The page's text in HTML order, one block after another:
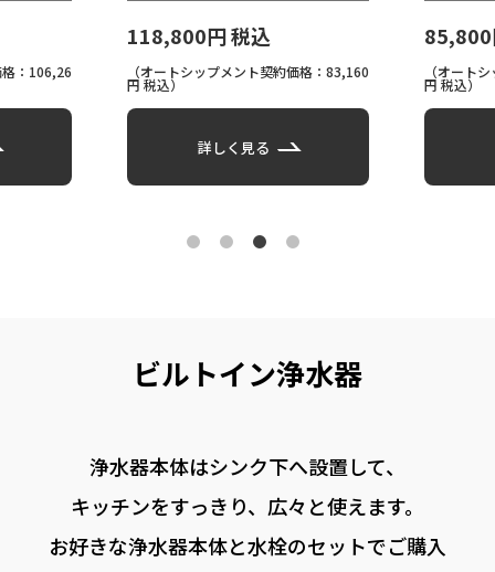
：106,26
118,800円 税込
（オートシップメント契約価格：83,160
円 税込）
詳しく見る
85,800
（オート
円 税込）
ビルトイン浄⽔器
浄⽔器本体はシンク下へ設置して、
キッチンをすっきり、 広々と使えます。
お好きな浄⽔器本体と⽔栓のセットでご購⼊